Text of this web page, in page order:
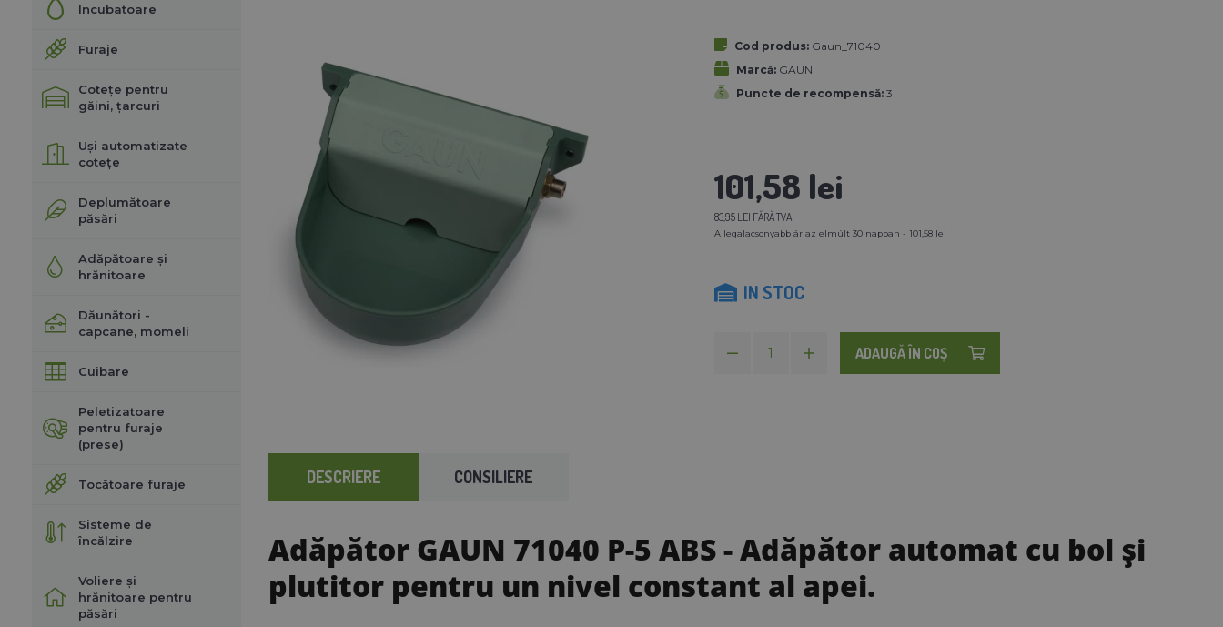
Incubatoare
Furaje
Cotețe pentru
găini, țarcuri
Uși automatizate
cotețe
Deplumătoare
păsări
Adăpătoare și
hrănitoare
Dăunători -
capcane, momeli
Cuibare
Peletizatoare
pentru furaje
(prese)
Tocătoare furaje
Sisteme de
încălzire
Voliere și
hrănitoare pentru
păsări
Cod produs: Gaun_71040
Marcă: GAUN
Puncte de recompensă: 3
101,58 lei
83,95 LEI FĂRĂ TVA
A legalacsonyabb ár az elmúlt 30 napban - 101,58 lei
IN STOC
ADAUGĂ ÎN COŞ
DESCRIERE CONSILIERE
Adăpător GAUN 71040 P-5 ABS- Adăpător automat cu bol și
plutitor pentru un nivel constant al apei.